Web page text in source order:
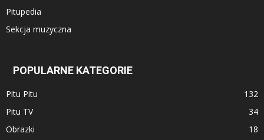
Pitupedia
Sekcja muzyczna
POPULARNE KATEGORIE
Pitu Pitu
132
Pitu TV
34
Obrazki
18